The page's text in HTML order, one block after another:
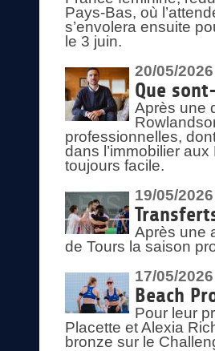
Pays-Bas, où
s’envolera ensuite
le 3 juin.
20/05/2026
Que
Après une
professionnelles,
dans l’immobilier
toujours facile.
19/05/2026
Après une
de Tours la saison
17/05/2026
Beach
Pour leur
Placette et Alexia
bronze sur le